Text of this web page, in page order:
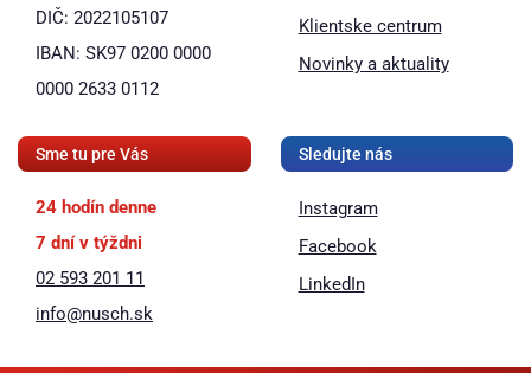
DIČ: 2022105107
IBAN: SK97 0200 0000
0000 2633 0112
Klientske centrum
Novinky a aktuality
Sme tu pre Vás
24 hodín denne
7 dní v týždni
02 593 201 11
info@nusch.sk
Sledujte nás
Instagram
Facebook
LinkedIn